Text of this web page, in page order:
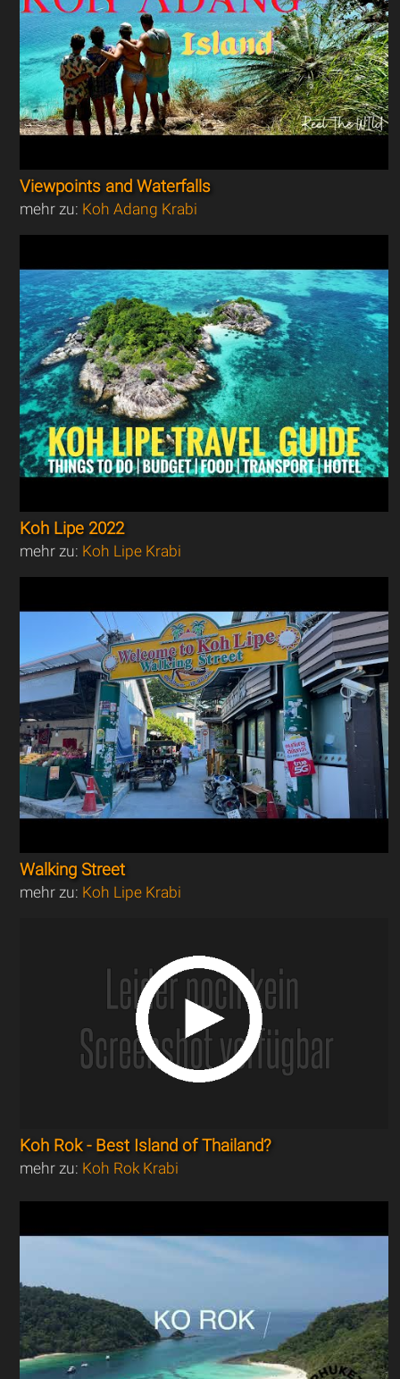
Viewpoints and Waterfalls
mehr zu: Koh Adang Krabi
Koh Lipe 2022
mehr zu: Koh Lipe Krabi
Walking Street
mehr zu: Koh Lipe Krabi
Koh Rok - Best Island of Thailand?
mehr zu: Koh Rok Krabi